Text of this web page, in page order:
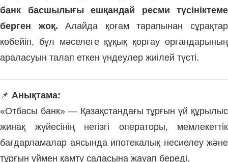
банк басшылығы ешқандай ресми түсініктеме
берген жоқ. Алайда қоғам тарапынан сұрақтар
көбейіп, бұл мәселеге құқық қорғау органдарының
араласуын талап еткен үндеулер жиілей түсті.
📌 Анықтама:
«Отбасы банк» — Қазақстандағы тұрғын үй құрылыс
жинақ жүйесінің негізгі операторы, мемлекеттік
бағдарламалар аясында ипотекалық несиелеу және
тұрғын үймен қамту саласына жауап береді.